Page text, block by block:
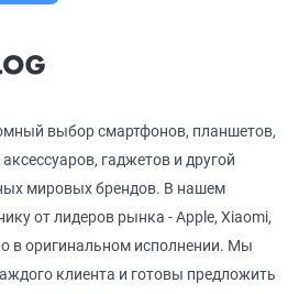
выбор смартфонов, планшетов,
гаджетов и другой
мировых брендов. В нашем
от лидеров рынка - Apple, Xiaomi,
в оригинальном исполнении. Мы
клиента и готовы предложить